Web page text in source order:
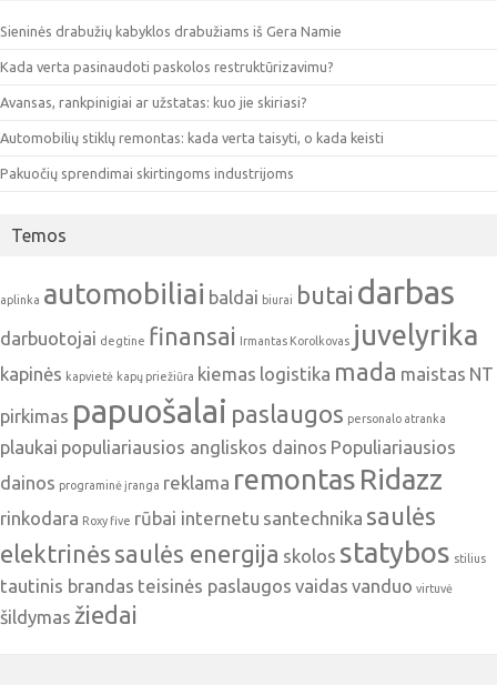
Sieninės drabužių kabyklos drabužiams iš Gera Namie
Kada verta pasinaudoti paskolos restruktūrizavimu?
Avansas, rankpinigiai ar užstatas: kuo jie skiriasi?
Automobilių stiklų remontas: kada verta taisyti, o kada keisti
Pakuočių sprendimai skirtingoms industrijoms
Temos
aplinka automobiliai baldai biurai butai darbas
darbuotojai degtine finansai Irmantas Korolkovas juvelyrika
kapinės kapvietė kapų priežiūra kiemas logistika mada maistas NT
pirkimas papuošalai paslaugos personalo atranka
plaukai populiariausios angliskos dainos Populiariausios
dainos programinė įranga reklama remontas Ridazz
rinkodara Roxy five rūbai internetu santechnika saulės
elektrinės saulės energija skolos statybos stilius
tautinis brandas teisinės paslaugos vaidas vanduo virtuvė
šildymas žiedai